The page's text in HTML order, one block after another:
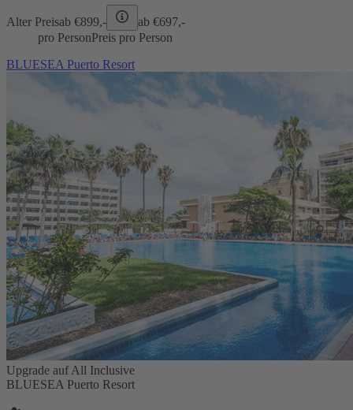
Alter Preisab €899,- ab €697,-
pro PersonPreis pro Person
BLUESEA Puerto Resort
Upgrade auf All Inclusive
BLUESEA Puerto Resort